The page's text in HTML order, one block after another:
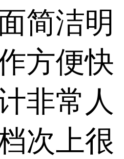
简洁明
方便快
非常人
次上很